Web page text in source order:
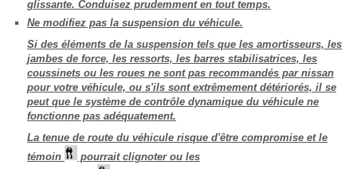
glissante. Conduisez prudemment en tout temps.
Ne modifiez pas la suspension du véhicule.
Si des éléments de la suspension tels que les amortisseurs, les
jambes de force, les ressorts, les barres stabilisatrices, les
coussinets ou les roues ne sont pas recommandés par nissan
pour votre véhicule, ou s'ils sont extrêmement détériorés, il se
peut que le système de contrôle dynamique du véhicule ne
fonctionne pas adéquatement.
La tenue de route du véhicule risque d'être compromise et le
témoin
pourrait clignoter ou les